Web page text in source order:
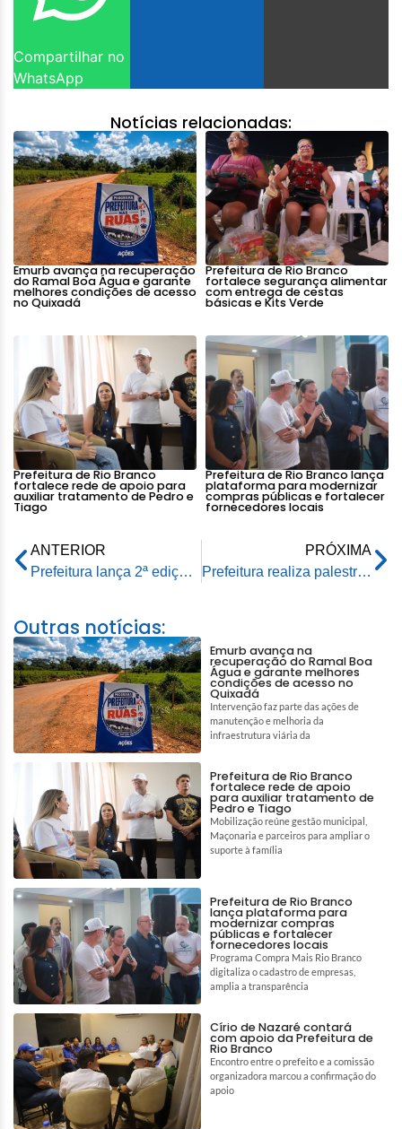
Compartilhar no
WhatsApp
Notícias relacionadas:
Emurb avança na recuperação
do Ramal Boa Água e garante
melhores condições de acesso
no Quixadá
Prefeitura de Rio Branco
fortalece segurança alimentar
com entrega de cestas
básicas e Kits Verde
Prefeitura de Rio Branco
fortalece rede de apoio para
auxiliar tratamento de Pedro e
Tiago
Prefeitura de Rio Branco lança
plataforma para modernizar
compras públicas e fortalecer
fornecedores locais
ANTERIOR
Prefeitura lança 2ª edição do Festival da Macaxeira em Rio Branco
PRÓXIMA
Prefeitura realiza palestra em escola em comemoração ao Dia Nacional do Trânsito
Outras notícias:
Emurb avança na
recuperação do Ramal Boa
Água e garante melhores
condições de acesso no
Quixadá
Intervenção faz parte das ações de
manutenção e melhoria da
infraestrutura viária da
Prefeitura de Rio Branco
fortalece rede de apoio
para auxiliar tratamento de
Pedro e Tiago
Mobilização reúne gestão municipal,
Maçonaria e parceiros para ampliar o
suporte à família
Prefeitura de Rio Branco
lança plataforma para
modernizar compras
públicas e fortalecer
fornecedores locais
Programa Compra Mais Rio Branco
digitaliza o cadastro de empresas,
amplia a transparência
Círio de Nazaré contará
com apoio da Prefeitura de
Rio Branco
Encontro entre o prefeito e a comissão
organizadora marcou a confirmação do
apoio